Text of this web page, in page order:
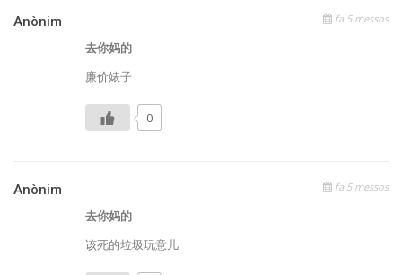
Anònim fa 5 messos
去你妈的
廉价婊子
0
Anònim fa 5 messos
去你妈的
该死的垃圾玩意儿